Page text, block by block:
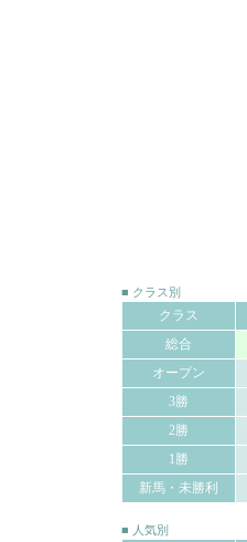
■ クラス別
クラス
総合
オープン
3勝
2勝
1勝
新馬・未勝利
■ 人気別